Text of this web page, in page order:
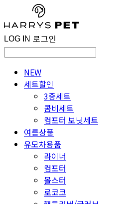
LOG IN 로그인
NEW
세트할인
3종세트
콤비세트
컴포터 보닛세트
여름상품
유모차용품
라이너
컴포터
볼스터
로코코